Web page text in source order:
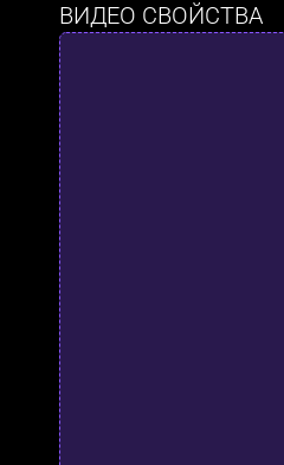
ВИДЕО СВОЙСТВА